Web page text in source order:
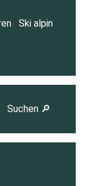
Ski alpin
Suchen 🔎